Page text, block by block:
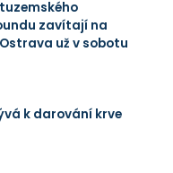
zavítají na
Ostrava už v sobotu
k darování krve